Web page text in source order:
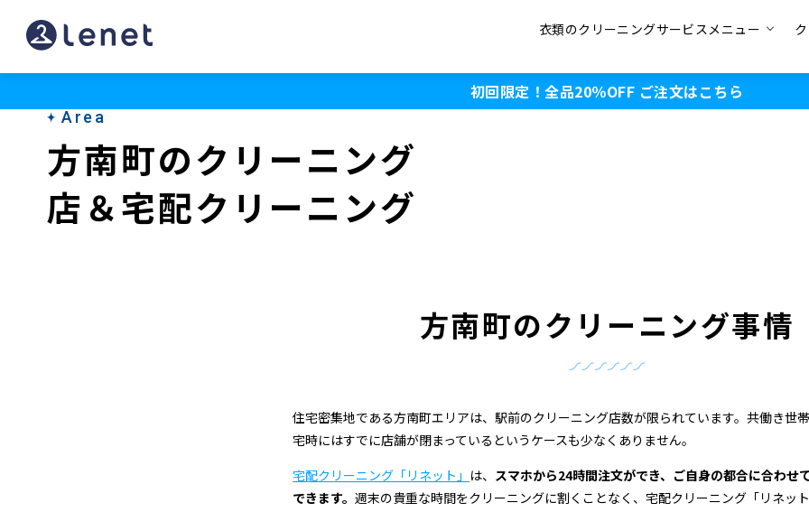
方
南
衣類のクリーニングサービスメニュー
初回限定！全品20％OFF ご注文はこちら
Area
方南町のクリーニング
店＆宅配クリーニング
方南町のクリーニング事情
住宅密集地である方南町エリアは、駅前のクリーニング店数が限られています。共働き世
宅時にはすでに店舗が閉まっているというケースも少なくありません。
宅配クリーニング「リネット」 は、 スマホから24時間注文ができ、ご自身の都合に合わせ
できます。 週末の貴重な時間をクリーニングに割くことなく、宅配クリーニング「リネッ